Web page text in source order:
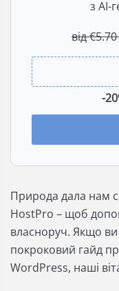
з AI-
від
-
Природа дала нам
HostPro – щоб
власноруч. Якщо
покроковий гайд
WordPress, наші